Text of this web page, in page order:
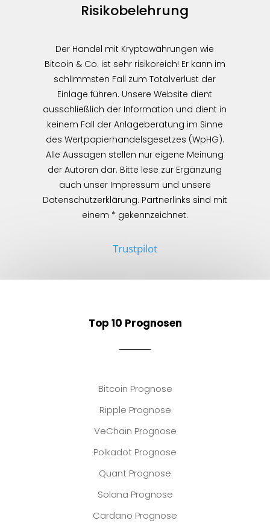
Risikobelehrung
Der Handel mit Kryptowährungen wie
Bitcoin & Co. ist sehr risikoreich! Er kann im
schlimmsten Fall zum Totalverlust der
Einlage führen. Unsere Website dient
ausschließlich der Information und dient in
keinem Fall der Anlageberatung im Sinne
des Wertpapierhandelsgesetzes (WpHG).
Alle Aussagen stellen nur eigene Meinung
der Autoren dar. Bitte lese zur Ergänzung
auch unser Impressum und unsere
Datenschutzerklärung. Partnerlinks sind mit
einem * gekennzeichnet.
Trustpilot
Top 10 Prognosen
Bitcoin Prognose
Ripple Prognose
VeChain Prognose
Polkadot Prognose
Quant Prognose
Solana Prognose
Cardano Prognose